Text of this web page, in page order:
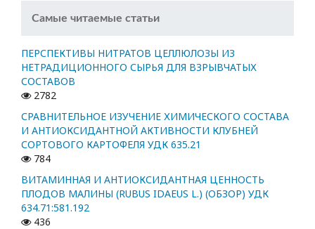
Самые читаемые статьи
ПЕРСПЕКТИВЫ НИТРАТОВ ЦЕЛЛЮЛОЗЫ ИЗ
НЕТРАДИЦИОННОГО СЫРЬЯ ДЛЯ ВЗРЫВЧАТЫХ
СОСТАВОВ
2782
СРАВНИТЕЛЬНОЕ ИЗУЧЕНИЕ ХИМИЧЕСКОГО СОСТАВА
И АНТИОКСИДАНТНОЙ АКТИВНОСТИ КЛУБНЕЙ
СОРТОВОГО КАРТОФЕЛЯ УДК 635.21
784
ВИТАМИННАЯ И АНТИОКСИДАНТНАЯ ЦЕННОСТЬ
ПЛОДОВ МАЛИНЫ (RUBUS IDAEUS L.) (ОБЗОР) УДК
634.71:581.192
436